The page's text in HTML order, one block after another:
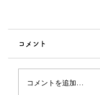
までの流れを
しびれに悩み、
りません。長時
コメント
コメントを追加…